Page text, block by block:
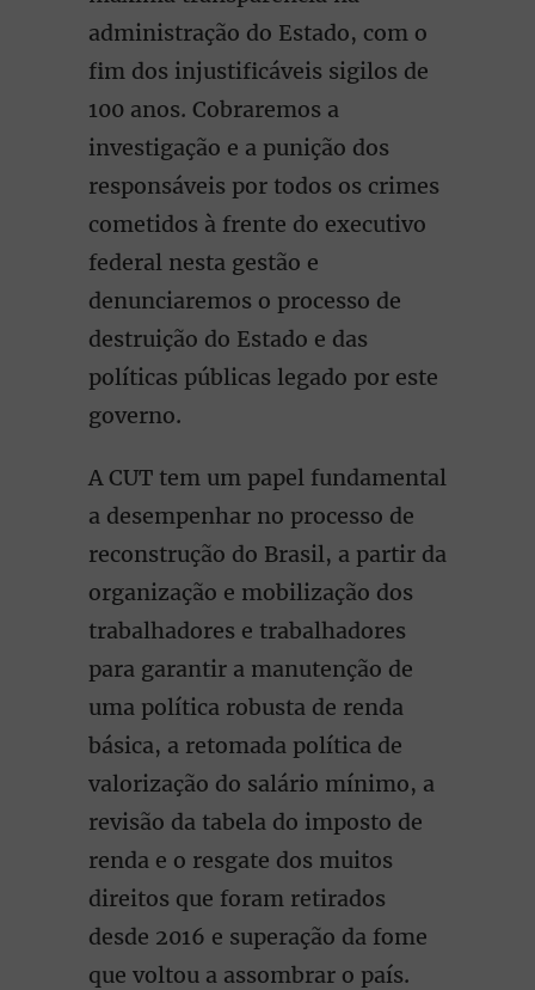
administração do Estado, com o
fim dos injustificáveis sigilos de
100 anos. Cobraremos a
investigação e a punição dos
responsáveis por todos os crimes
cometidos à frente do executivo
federal nesta gestão e
denunciaremos o processo de
destruição do Estado e das
políticas públicas legado por este
governo.
A CUT tem um papel fundamental
a desempenhar no processo de
reconstrução do Brasil, a partir da
organização e mobilização dos
trabalhadores e trabalhadores
para garantir a manutenção de
uma política robusta de renda
básica, a retomada política de
valorização do salário mínimo, a
revisão da tabela do imposto de
renda e o resgate dos muitos
direitos que foram retirados
desde 2016 e superação da fome
que voltou a assombrar o país.